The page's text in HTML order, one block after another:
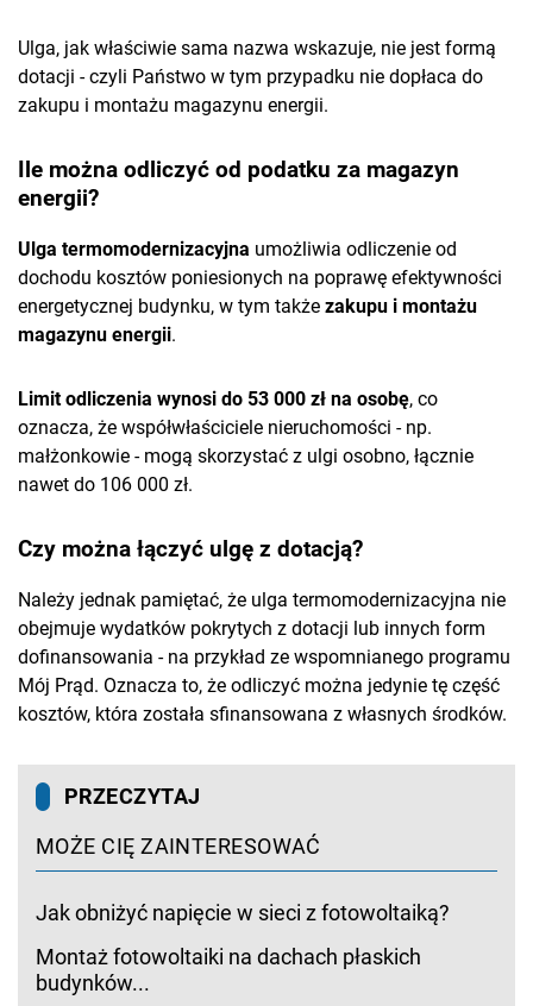
Ulga, jak właściwie sama nazwa wskazuje, nie jest formą
dotacji - czyli Państwo w tym przypadku nie dopłaca do
zakupu i montażu magazynu energii.
Ile można odliczyć od podatku za magazyn
energii?
Ulga termomodernizacyjna umożliwia odliczenie od
dochodu kosztów poniesionych na poprawę efektywności
energetycznej budynku, w tym także zakupu i montażu
magazynu energii.
Limit odliczenia wynosi do 53 000 zł na osobę, co
oznacza, że współwłaściciele nieruchomości - np.
małżonkowie - mogą skorzystać z ulgi osobno, łącznie
nawet do 106 000 zł.
Czy można łączyć ulgę z dotacją?
Należy jednak pamiętać, że ulga termomodernizacyjna nie
obejmuje wydatków pokrytych z dotacji lub innych form
dofinansowania - na przykład ze wspomnianego programu
Mój Prąd. Oznacza to, że odliczyć można jedynie tę część
kosztów, która została sfinansowana z własnych środków.
PRZECZYTAJ
MOŻE CIĘ ZAINTERESOWAĆ
Jak obniżyć napięcie w sieci z fotowoltaiką?
Montaż fotowoltaiki na dachach płaskich
budynków...